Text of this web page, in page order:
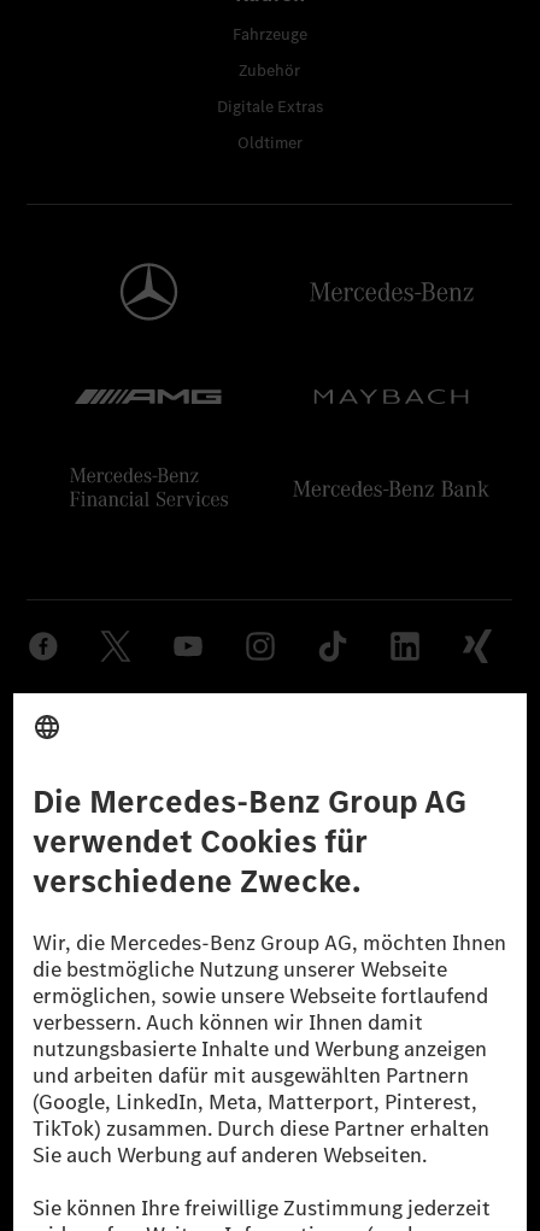
Fahrzeuge
Zubehör
Digitale Extras
Oldtimer
© 2026 Mercedes-Benz Group AG. Alle Rechte vorbehalten.
reduzierte CO₂-Emissionen bei der Mercedes-Benz Group durch
zertifizierte Ausgleichsprojekte kompensiert werden.
[2] Renewable Charging ist ein integraler Bestandteil von MB.CHARGE
Public in Europa, den USA, Kanada und China. Sofern an der jeweiligen
Ladestation noch kein Strom aus erneuerbaren Energien vorliegt,
verwendet Renewable Charging Grünstromzertifikate*. Diese stellen
sicher, dass für Ladevorgänge über MB.CHARGE Public eine äquivalente
Strommenge aus erneuerbaren Energien ins Stromnetz eingespeist wird.
Sie stammen ausschließlich aus Wind- und Solarkraftanlagen, die jünger
als sechs Jahre sind.
* Inkl. EKOenergy Ökolabel
* Die angegebenen Werte wurden nach dem vorgeschriebenen
Messverfahren WLTP (Worldwide harmonised Light vehicles Test